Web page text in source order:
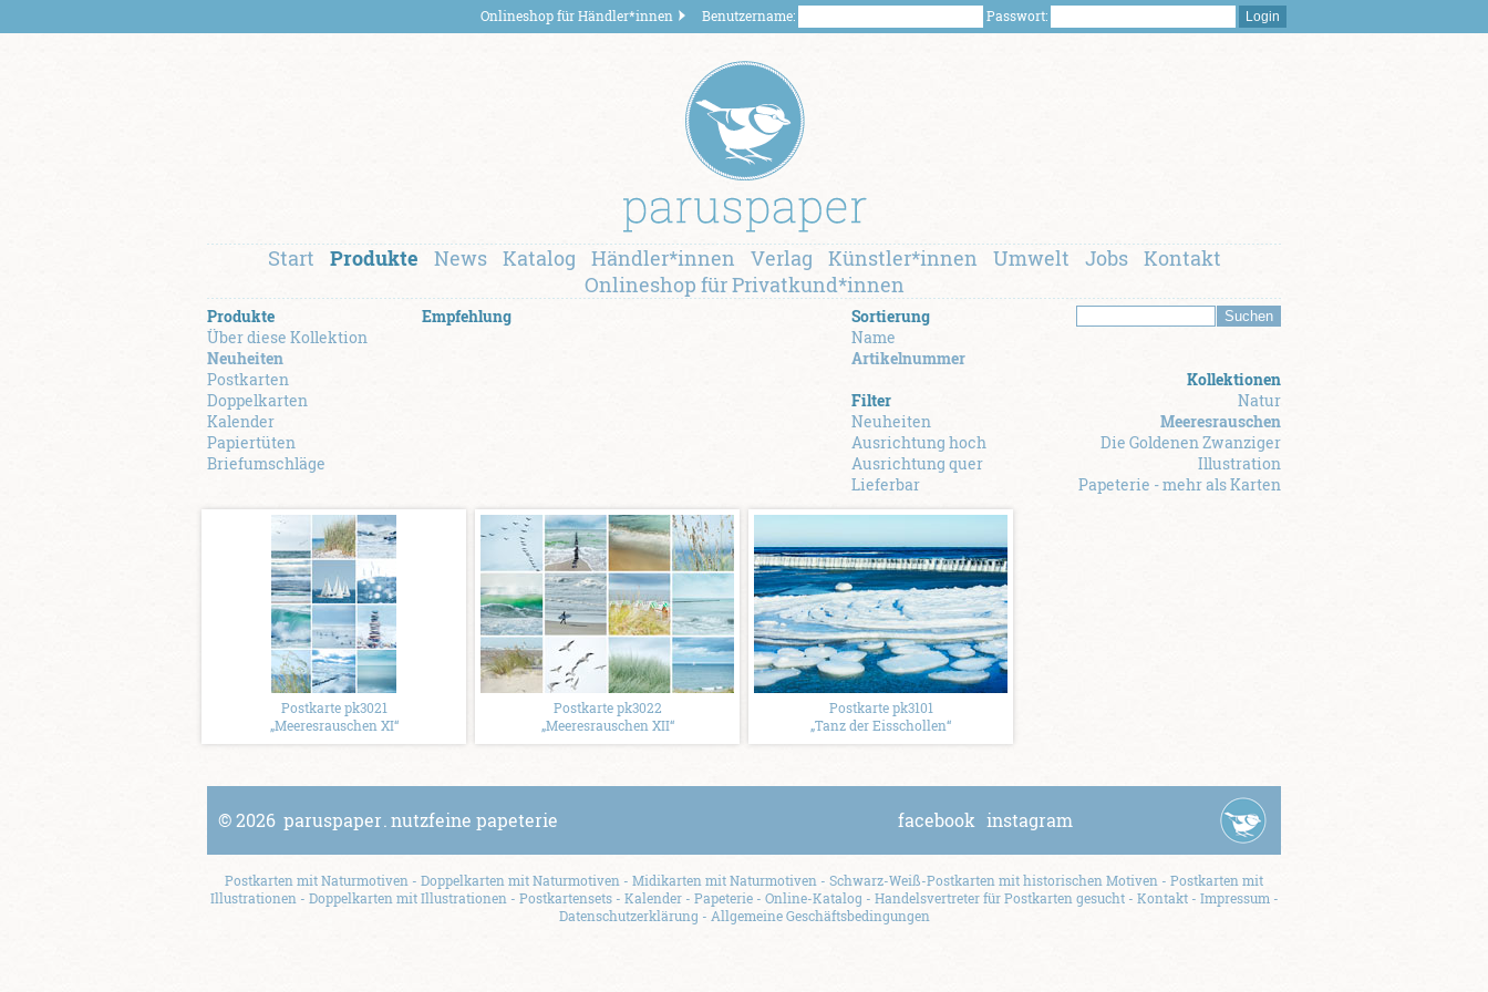
Onlineshop für Händler*innen Benutzername: Passwort:
Start Produkte News Katalog Händler*innen Verlag Künstler*innen Umwelt Jobs
Kontakt
Onlineshop für Privatkund*innen
Produkte
Über diese Kollektion
Neuheiten
Postkarten
Doppelkarten
Kalender
Papiertüten
Briefumschläge
Empfehlung
Sortierung
Name
Artikelnummer
Filter
Neuheiten
Ausrichtung hoch
Ausrichtung quer
Lieferbar
Kollektionen
Natur
Meeresrauschen
Die Goldenen Zwanziger
Illustration
Papeterie - mehr als Karten
Postkarte pk3021
„Meeresrauschen XI“
Postkarte pk3022
„Meeresrauschen XII“
Postkarte pk3101
„Tanz der Eisschollen“
© 2026 paruspaper. nutzfeine papeterie facebook instagram
Postkarten mit Naturmotiven - Doppelkarten mit Naturmotiven - Midikarten mit Naturmotiven - Schwarz-Weiß-Postkarten mit historischen Motiven - Postkarten mit
Illustrationen - Doppelkarten mit Illustrationen - Postkartensets- Kalender- Papeterie- Online-Katalog - Handelsvertreter für Postkarten gesucht- Kontakt- Impressum -
Datenschutzerklärung - Allgemeine Geschäftsbedingungen